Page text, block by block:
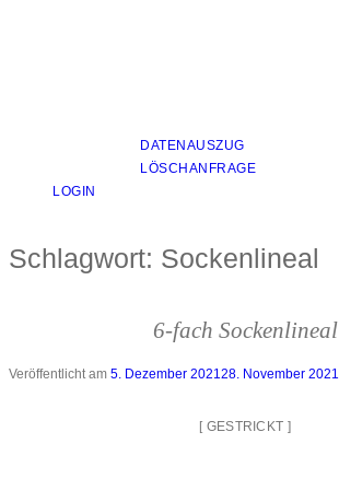
DATENAUSZUG
LÖSCHANFRAGE
LOGIN
Schlagwort: Sockenlineal
6-fach Sockenlineal
Veröffentlicht am 5. Dezember 2021 28. November 2021
[ GESTRICKT ]